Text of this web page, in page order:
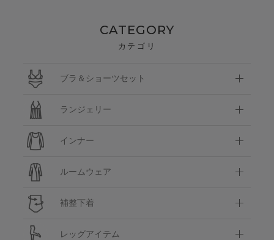
CATEGORY
カテゴリ
ブラ＆ショーツセット
ランジェリー
インナー
ルームウェア
補整下着
レッグアイテム